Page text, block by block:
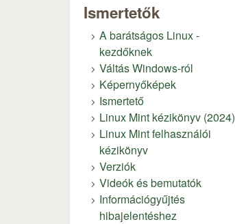
Ismertetők
A barátságos Linux -
kezdőknek
Váltás Windows-ról
Képernyőképek
Ismertető
Linux Mint kézikönyv (2024)
Linux Mint felhasználói
kézikönyv
Verziók
Videók és bemutatók
Információgyűjtés
hibajelentéshez